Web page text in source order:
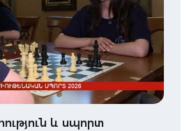
և սպորտ